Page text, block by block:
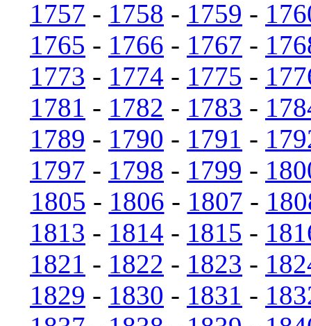
1757 - 1758 - 1759 -
1765 - 1766 - 1767 -
1773 - 1774 - 1775 -
1781 - 1782 - 1783 -
1789 - 1790 - 1791 -
1797 - 1798 - 1799 -
1805 - 1806 - 1807 -
1813 - 1814 - 1815 -
1821 - 1822 - 1823 -
1829 - 1830 - 1831 -